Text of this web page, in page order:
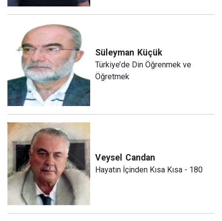
Süleyman Küçük
Türkiye’de Din Öğrenmek ve
Öğretmek
Veysel Candan
Hayatın İçinden Kısa Kısa - 180